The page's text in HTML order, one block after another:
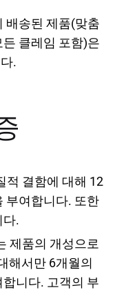
배송된 제품(맞춤
클레임 포함)은
.
적 결함에 대해 12
부여합니다. 또한
다.
제품의 개성으로
해서만 6개월의
니다. 고객의 부